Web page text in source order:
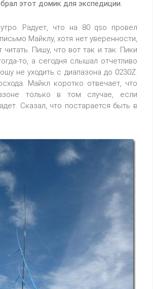
этот домик для экспедиции.
Радует, что на 80 qso провел
Майклу, хотя нет уверенности,
читать. Пишу, что вот так и так. Пики
то, а сегодня слышал отчетливо
не уходить с диапазона до 0230Z.
Майкл коротко отвечает, что
только в том случае, если
Сказал, что постарается быть в